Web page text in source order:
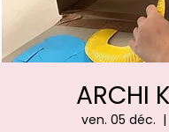
ARCHI
ven. 05 déc.
  |